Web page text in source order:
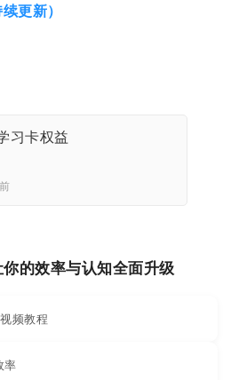
更新）
习卡权益
的效率与认知全面升级
频教程
率